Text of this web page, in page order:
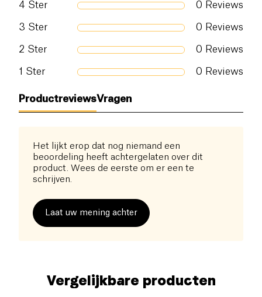
melk of voeg het toe aan je favoriete smoothie. De
milde, natuurlijke smaak maakt het een aangenaam
dagelijks supplement.
Perfect voor wie eengezonde levensstijl
aanneemt, het spijsverteringscomfort wil
periode van onbalans (antibiotica, stress,
ongebalanceerd dieet). Optimale resultaten worden
4 Ster 0 Reviews
3 Ster 0 Reviews
2 Ster 0 Reviews
1 Ster 0 Reviews
ProductreviewsVragen
Het lijkt erop dat nog niemand een
beoordeling heeft achtergelaten over dit
product. Wees de eerste om er een te
schrijven.
Laat uw mening achter
Vergelijkbare producten